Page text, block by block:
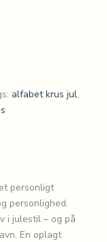
alfabet krus jul,
personligt
personlighed.
i julestil – og på
En oplagt